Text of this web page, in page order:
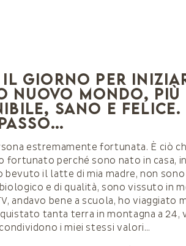
il giorno per
nuovo mondo,
sano e
estremamente fortunata. È ciò
fortunato perché sono nato in casa,
bevuto il latte di mia madre, non
e di qualità, sono vissuto in
andavo bene a scuola, ho
tanta terra in montagna a 24,
i miei stessi valori…